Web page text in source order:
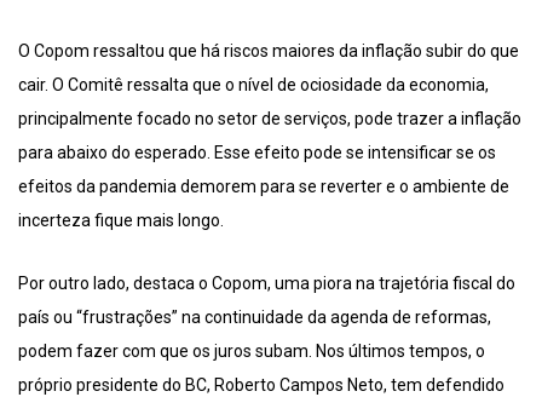
O Copom ressaltou que há riscos maiores da inflação subir do que
cair. O Comitê ressalta que o nível de ociosidade da economia,
principalmente focado no setor de serviços, pode trazer a inflação
para abaixo do esperado. Esse efeito pode se intensificar se os
efeitos da pandemia demorem para se reverter e o ambiente de
incerteza fique mais longo.
Por outro lado, destaca o Copom, uma piora na trajetória fiscal do
país ou “frustrações” na continuidade da agenda de reformas,
podem fazer com que os juros subam. Nos últimos tempos, o
próprio presidente do BC, Roberto Campos Neto, tem defendido